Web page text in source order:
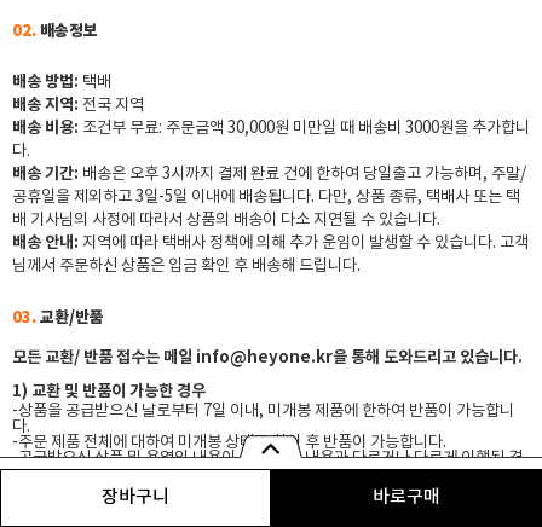
02. 배송정보
배송 방법: 택배
배송 지역: 전국 지역
배송 비용: 조건부 무료: 주문금액 30,000원 미만일 때 배송비 3000원을 추가합니
다.
배송 기간: 배송은 오후 3시까지 결제 완료 건에 한하여 당일출고 가능하며, 주말/
공휴일을 제외하고 3일-5일 이내에 배송됩니다. 다만, 상품 종류, 택배사 또는 택
배 기사님의 사정에 따라서 상품의 배송이 다소 지연될 수 있습니다.
배송 안내: 지역에 따라 택배사 정책에 의해 추가 운임이 발생할 수 있습니다. 고객
님께서 주문하신 상품은 입금 확인 후 배송해 드립니다.
03.교환/반품
모든 교환/ 반품 접수는 메일 info@heyone.kr을 통해 도와드리고 있습니다.
1) 교환 및 반품이 가능한 경우
-상품을 공급받으신 날로부터 7일 이내, 미개봉 제품에 한하여 반품이 가능합니
다.
-주문 제품 전체에 대하여 미개봉 상태로 확인 후 반품이 가능합니다.
-공급받으신 상품 및 용역의 내용이 표시 광고 내용과 다르거나 다르게 이행된 경
우에는 공급받은 날로부터 7일 이내 반품이 가능합니다.
2) 교환 및 반품이 불가능한 경우